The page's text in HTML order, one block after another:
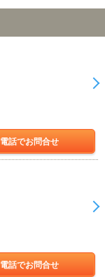
電話でお問合せ
電話でお問合せ